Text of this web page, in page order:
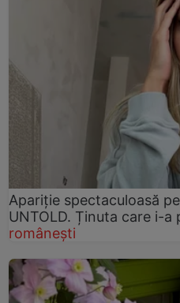
Apariție spectaculoasă
UNTOLD. Ținuta care i-a
românești